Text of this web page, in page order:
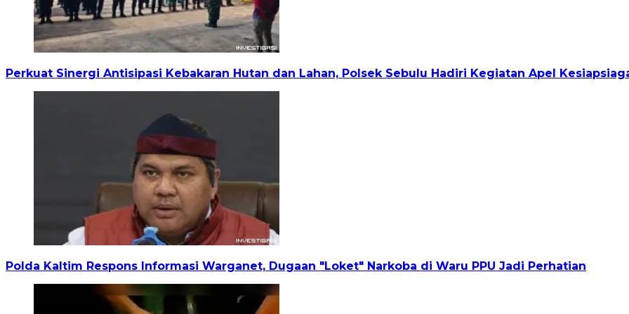
Perkuat Sinergi Antisipasi Kebakaran Hutan dan Lahan, Polsek Sebulu Hadiri Kegiatan Apel
Polda Kaltim Respons Informasi Warganet, Dugaan "Loket" Narkoba di Waru PPU Jadi Perhatian